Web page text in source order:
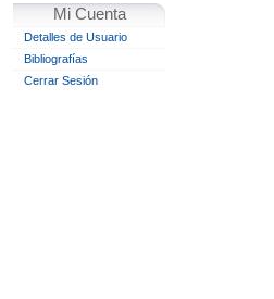
Mi Cuenta
Detalles de Usuario
Bibliografías
Cerrar Sesión